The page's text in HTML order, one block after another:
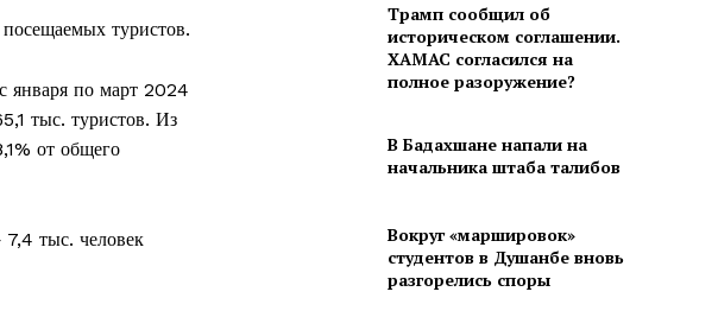
туристов.
января по март 2024
тыс. туристов. Из
от общего
тыс. человек
Трамп сообщил об
историческом соглашении.
ХАМАС согласился на
полное разоружение?
В Бадахшане напали на
начальника штаба талибов
Вокруг «маршировок»
студентов в Душанбе вновь
разгорелись споры